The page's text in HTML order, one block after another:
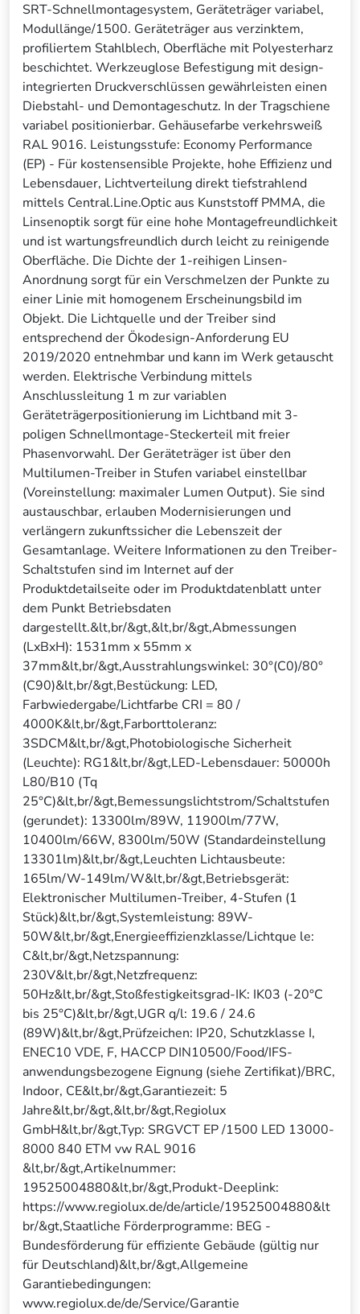
SRT-Schnellmontagesystem, Geräteträger variabel,
Modullänge/1500. Geräteträger aus verzinktem,
profiliertem Stahlblech, Oberfläche mit Polyesterharz
beschichtet. Werkzeuglose Befestigung mit design-
integrierten Druckverschlüssen gewährleisten einen
Diebstahl- und Demontageschutz. In der Tragschiene
variabel positionierbar. Gehäusefarbe verkehrsweiß
RAL 9016. Leistungsstufe: Economy Performance
(EP) - Für kostensensible Projekte, hohe Effizienz und
Lebensdauer, Lichtverteilung direkt tiefstrahlend
mittels Central.Line.Optic aus Kunststoff PMMA, die
Linsenoptik sorgt für eine hohe Montagefreundlichkeit
und ist wartungsfreundlich durch leicht zu reinigende
Oberfläche. Die Dichte der 1-reihigen Linsen-
Anordnung sorgt für ein Verschmelzen der Punkte zu
einer Linie mit homogenem Erscheinungsbild im
Objekt. Die Lichtquelle und der Treiber sind
entsprechend der Ökodesign-Anforderung EU
2019/2020 entnehmbar und kann im Werk getauscht
werden. Elektrische Verbindung mittels
Anschlussleitung 1 m zur variablen
Geräteträgerpositionierung im Lichtband mit 3-
poligen Schnellmontage-Steckerteil mit freier
Phasenvorwahl. Der Geräteträger ist über den
Multilumen-Treiber in Stufen variabel einstellbar
(Voreinstellung: maximaler Lumen Output). Sie sind
austauschbar, erlauben Modernisierungen und
verlängern zukunftssicher die Lebenszeit der
Gesamtanlage. Weitere Informationen zu den Treiber-
Schaltstufen sind im Internet auf der
Produktdetailseite oder im Produktdatenblatt unter
dem Punkt Betriebsdaten
dargestellt.&lt,br/&gt,&lt,br/&gt,Abmessungen
(LxBxH): 1531mm x 55mm x
37mm&lt,br/&gt,Ausstrahlungswinkel: 30°(C0)/80°
(C90)&lt,br/&gt,Bestückung: LED,
Farbwiedergabe/Lichtfarbe CRI = 80 /
4000K&lt,br/&gt,Farborttoleranz:
3SDCM&lt,br/&gt,Photobiologische Sicherheit
(Leuchte): RG1&lt,br/&gt,LED-Lebensdauer: 50000h
L80/B10 (Tq
25°C)&lt,br/&gt,Bemessungslichtstrom/Schaltstufen
(gerundet): 13300lm/89W, 11900lm/77W,
10400lm/66W, 8300lm/50W (Standardeinstellung
13301lm)&lt,br/&gt,Leuchten Lichtausbeute:
165lm/W-149lm/W&lt,br/&gt,Betriebsgerät:
Elektronischer Multilumen-Treiber, 4-Stufen (1
Stück)&lt,br/&gt,Systemleistung: 89W-
50W&lt,br/&gt,Energieeffizienzklasse/Lichtque le:
C&lt,br/&gt,Netzspannung:
230V&lt,br/&gt,Netzfrequenz:
50Hz&lt,br/&gt,Stoßfestigkeitsgrad-IK: IK03 (-20°C
bis 25°C)&lt,br/&gt,UGR q/l: 19.6 / 24.6
(89W)&lt,br/&gt,Prüfzeichen: IP20, Schutzklasse I,
ENEC10 VDE, F, HACCP DIN10500/Food/IFS-
anwendungsbezogene Eignung (siehe Zertifikat)/BRC,
Indoor, CE&lt,br/&gt,Garantiezeit: 5
Jahre&lt,br/&gt,&lt,br/&gt,Regiolux
GmbH&lt,br/&gt,Typ: SRGVCT EP /1500 LED 13000-
8000 840 ETM vw RAL 9016
&lt,br/&gt,Artikelnummer:
19525004880&lt,br/&gt,Produkt-Deeplink:
https://www.regiolux.de/de/article/19525004880&lt
br/&gt,Staatliche Förderprogramme: BEG -
Bundesförderung für effiziente Gebäude (gültig nur
für Deutschland)&lt,br/&gt,Allgemeine
Garantiebedingungen:
www.regiolux.de/de/Service/Garantie